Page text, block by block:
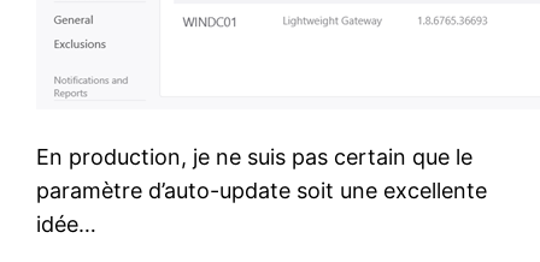
En production, je ne suis pas certain que le
paramètre d’auto-update soit une excellente
idée…